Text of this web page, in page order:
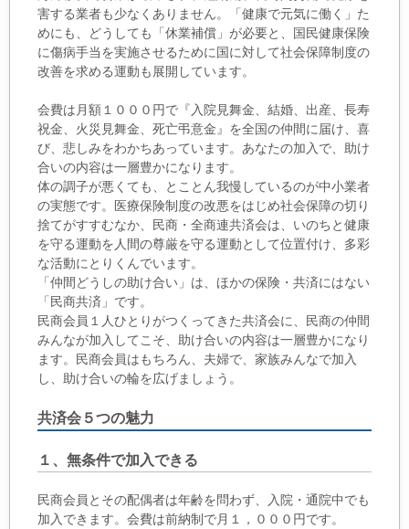
害する業者も少なくありません。「健康で元気に働く」た
めにも、どうしても「休業補償」が必要と、国民健康保険
に傷病手当を実施させるために国に対して社会保障制度の
改善を求める運動も展開しています。
会費は月額１０００円で『入院見舞金、結婚、出産、長寿
祝金、火災見舞金、死亡弔意金』を全国の仲間に届け、喜
び、悲しみをわかちあっています。あなたの加入で、助け
合いの内容は一層豊かになります。
体の調子が悪くても、とことん我慢しているのが中小業者
の実態です。医療保険制度の改悪をはじめ社会保障の切り
捨てがすすむなか、民商・全商連共済会は、いのちと健康
を守る運動を人間の尊厳を守る運動として位置付け、多彩
な活動にとりくんでいます。
「仲間どうしの助け合い」は、ほかの保険・共済にはない
「民商共済」です。
民商会員１人ひとりがつくってきた共済会に、民商の仲間
みんなが加入してこそ、助け合いの内容は一層豊かになり
ます。民商会員はもちろん、夫婦で、家族みんなで加入
し、助け合いの輪を広げましょう。
共済会５つの魅力
１、無条件で加入できる
民商会員とその配偶者は年齢を問わず、入院・通院中でも
加入できます。会費は前納制で月１，０００円です。